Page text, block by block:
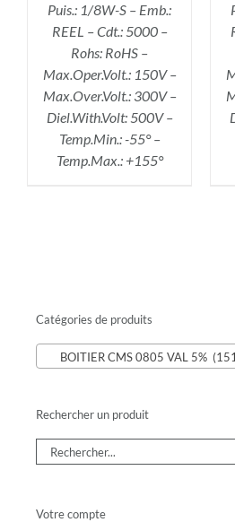
Puis.: 1/8W-S – Emb.:
REEL – Cdt.: 5000 –
Rohs: RoHS –
Max.Oper.Volt.: 150V –
Max.Over.Volt.: 300V –
Diel.With.Volt: 500V –
Temp.Min.: -55° –
Temp.Max.: +155°
Catégories de produits
BOITIER CMS 0805 VAL 5%
Rechercher un produit
Votre compte